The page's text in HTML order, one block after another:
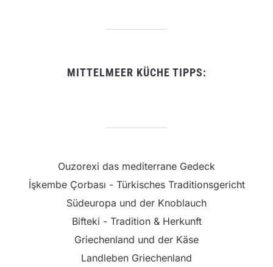
MITTELMEER KÜCHE TIPPS:
Ouzorexi das mediterrane Gedeck
İşkembe Çorbası - Türkisches Traditionsgericht
Südeuropa und der Knoblauch
Bifteki - Tradition & Herkunft
Griechenland und der Käse
Landleben Griechenland